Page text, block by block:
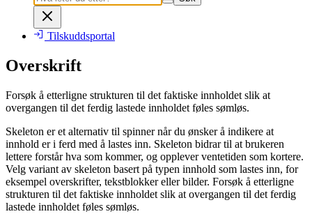
Tilskuddsportal
Overskrift
Forsøk å etterligne strukturen til det faktiske innholdet slik at
overgangen til det ferdig lastede innholdet føles sømløs.
Skeleton er et alternativ til spinner når du ønsker å indikere at
innhold er i ferd med å lastes inn. Skeleton bidrar til at brukeren
lettere forstår hva som kommer, og opplever ventetiden som kortere.
Velg variant av skeleton basert på typen innhold som lastes inn, for
eksempel overskrifter, tekstblokker eller bilder. Forsøk å etterligne
strukturen til det faktiske innholdet slik at overgangen til det ferdig
lastede innholdet føles sømløs.